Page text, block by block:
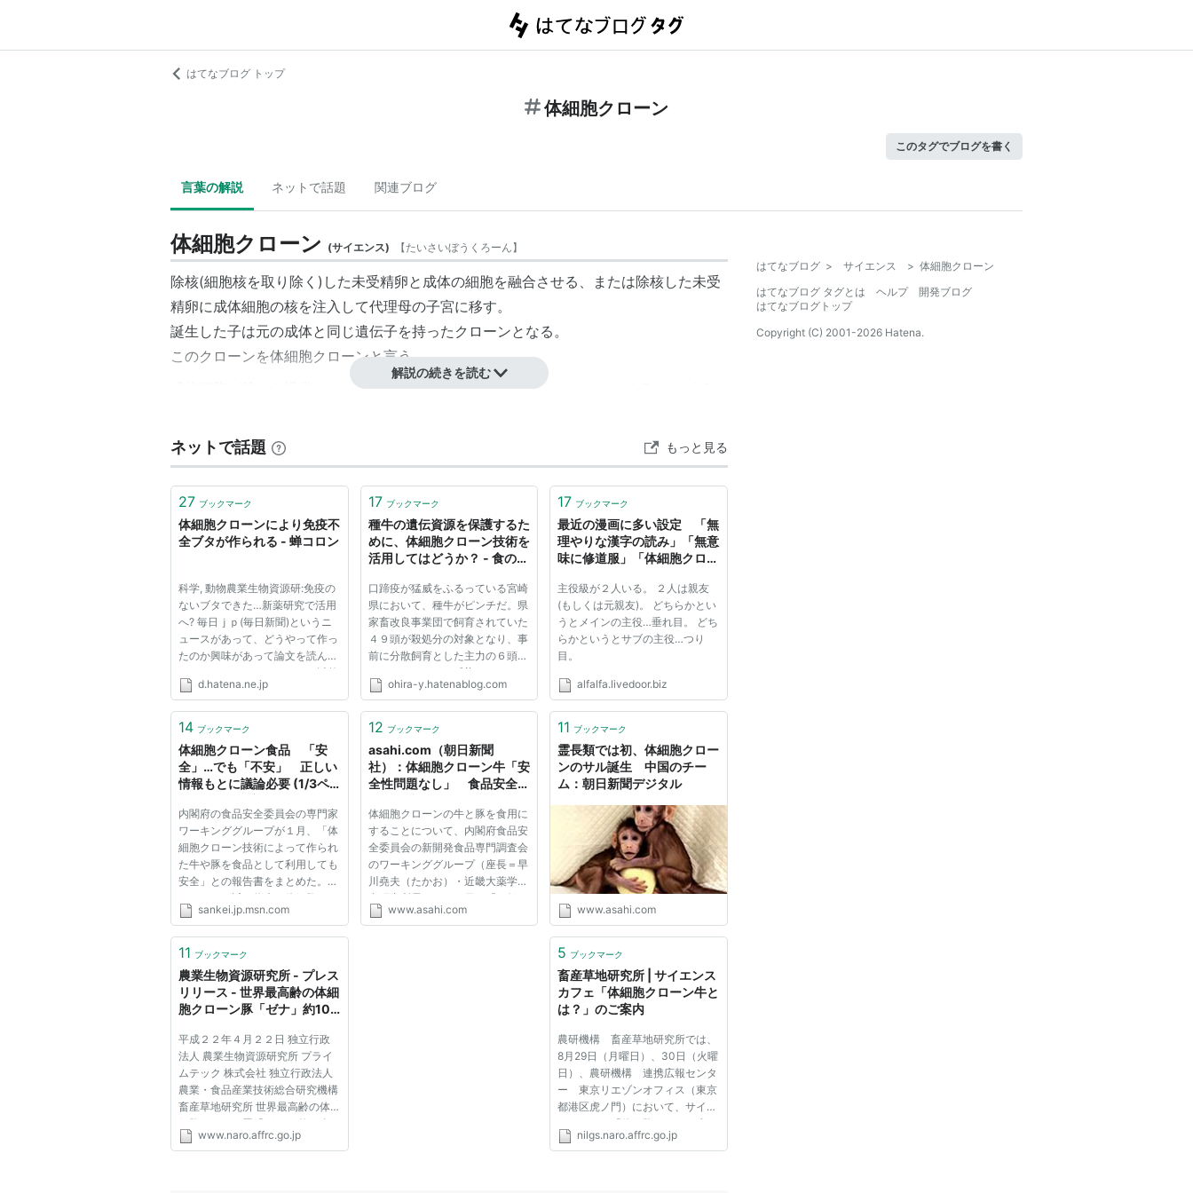
はてなブログ トップ
体細胞クローン
このタグでブログを書く
言葉の解説 ネットで話題 関連ブログ
体細胞クローン (サイエンス) 【たいさいぼうくろーん】
除核(細胞核を取り除く)した未受精卵と成体の細胞を融合させる、または除核した未受
精卵に成体細胞の核を注入して代理母の子宮に移す。
誕生した子は元の成体と同じ遺伝子を持った クローンとなる。
このクローンを体細胞クローンと言う。
成体細胞が雌から提供された場合、雄が関与することなくクローンをつくることができ
解説の続きを読む
ネットで話題 もっと見る
27 ブックマーク
体細胞クローンにより免疫不
全ブタが作られる - 蝉コロン
科学, 動物農業生物資源研:免疫の
ないブタできた…新薬研究で活用
へ? 毎日ｊｐ(毎日新聞)というニ
ュースがあって、どうやって作っ
たのか興味があって論文を読んで
みました。というのもマウス以外
の動物では「特定の遺伝子の機能
マウスだったらES細胞で相同組
換えして動物を作ればいいのだ...
d.hatena.ne.jp
17 ブックマーク
種牛の遺伝資源を保護するた
めに、体細胞クローン技術を
活用してはどうか？ - 食の安
口蹄疫が猛威をふるっている宮崎
県において、種牛がピンチだ。県
家畜改良事業団で飼育されていた
４９頭が殺処分の対象となり、事
前に分散飼育とした主力の６頭に
ついても、１頭が感染していたこ
とがわかった。このままで行くと
た種牛がすべて殺処分されること
になる。貴重な種牛を殺処分...
ohira-y.hatenablog.com
17 ブックマーク
最近の漫画に多い設定 「無
理やりな漢字の読み」「無意
味に修道服」「体細胞クロー
ク
主役級が２人いる。 ２人は親友
(もしくは元親友)。 どちらかとい
うとメインの主役…垂れ目。 どち
らかというとサブの主役…つり
目。
alfalfa.livedoor.biz
14 ブックマーク
体細胞クローン食品 「安
全」…でも「不安」 正しい
情報もとに議論必要 (1/3ペ
内閣府の食品安全委員会の専門家
ワーキンググループが１月、「体
細胞クローン技術によって作られ
た牛や豚を食品として利用しても
安全」との報告書をまとめた。こ
れにより、近い将来、体細胞クロ
ーン食品が店頭に並ぶ可能性がで
たとき、あなたは食べる？ それ
とも食べない？（平沢裕子）...
sankei.jp.msn.com
12 ブックマーク
asahi.com（朝日新聞
社）：体細胞クローン牛「安
全性問題なし」 食品安全委
体細胞クローンの牛と豚を食用に
することについて、内閣府食品安
全委員会の新開発食品専門調査会
のワーキンググループ（座長＝早
川堯夫（たかお）・近畿大薬学総
合研究所長）は１９日、「一般の
繁殖技術で生産した牛・豚と同じ
www.asahi.com
11 ブックマーク
霊長類では初、体細胞クロー
ンのサル誕生 中国のチー
ム：朝日新聞デジタル
www.asahi.com
11 ブックマーク
農業生物資源研究所 - プレス
リリース - 世界最高齢の体細
胞クローン豚「ゼナ」約10
ローン動物が必ずしも早死に
ではないことを示す -
平成２２年４月２２日 独立行政
法人 農業生物資源研究所 プライ
ムテック 株式会社 独立行政法人
農業・食品産業技術総合研究機構
畜産草地研究所 世界最高齢の体
細胞クローン豚「ゼナ」 約10年
で寿命を終える - 体細胞クローン
www.naro.affrc.go.jp
5 ブックマーク
畜産草地研究所 | サイエンス
カフェ「体細胞クローン牛と
は？」のご案内
農研機構 畜産草地研究所では、
8月29日（月曜日）、30日（火曜
日）、農研機構 連携広報センタ
ー 東京リエゾンオフィス（東京
都港区虎ノ門）において、サイエ
ンスカフェ「体細胞クローン牛と
は？」を開催します。 体細胞ク
nilgs.naro.affrc.go.jp
はてなブログ > サイエンス > 体細胞クローン
はてなブログ タグとは
ヘルプ
開発ブログ
はてなブログトップ
Copyright (C) 2001-2026 Hatena.